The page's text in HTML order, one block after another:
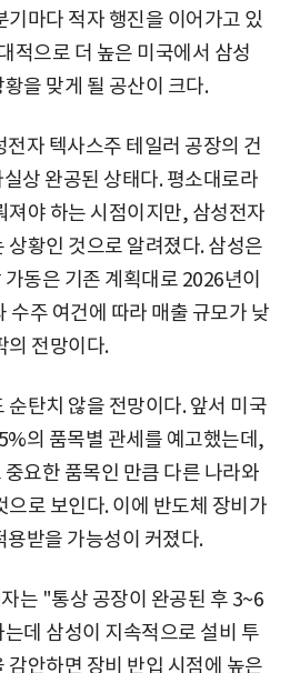
기마다 적자 행진을 이어가고 있
적으로 더 높은 미국에서 삼성
을 맞게 될 공산이 크다.
자 텍사스주 테일러 공장의 건
상 완공된 상태다. 평소대로라
져야 하는 시점이지만, 삼성전자
상황인 것으로 알려졌다. 삼성은
동은 기존 계획대로 2026년이
수주 여건에 따라 매출 규모가 낮
의 전망이다.
순탄치 않을 전망이다. 앞서 미국
의 품목별 관세를 예고했는데,
요한 품목인 만큼 다른 나라와
으로 보인다. 이에 반도체 장비가
받을 가능성이 커졌다.
는 "통상 공장이 완공된 후 3~6
데 삼성이 지속적으로 설비 투
감안하면 장비 반입 시점에 높은